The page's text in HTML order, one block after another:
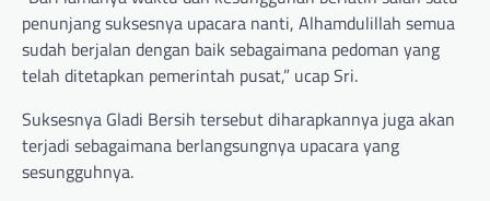
penunjang suksesnya upacara nanti, Alhamdulillah semua
sudah berjalan dengan baik sebagaimana pedoman yang
telah ditetapkan pemerintah pusat,” ucap Sri.
Suksesnya Gladi Bersih tersebut diharapkannya juga akan
terjadi sebagaimana berlangsungnya upacara yang
sesungguhnya.